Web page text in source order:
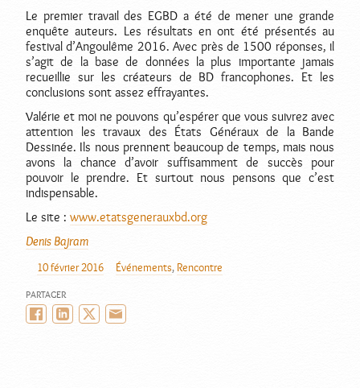
Le premier travail des EGBD a été de mener une grande
enquête auteurs. Les résultats en ont été présentés au
festival d’Angoulême 2016. Avec près de 1500 réponses, il
s’agit de la base de données la plus importante jamais
recueillie sur les créateurs de BD francophones. Et les
conclusions sont assez effrayantes.
Valérie et moi ne pouvons qu’espérer que vous suivrez avec
attention les travaux des États Généraux de la Bande
Dessinée. Ils nous prennent beaucoup de temps, mais nous
avons la chance d’avoir suffisamment de succès pour
pouvoir le prendre. Et surtout nous pensons que c’est
indispensable.
Le site : www.etatsgenerauxbd.org
Denis Bajram
AUTEUR
PUBLIÉ
10 février 2016 CATÉGORIES
Événements, Rencontre
PARTAGER
FacebookLinkedInTwitter/X